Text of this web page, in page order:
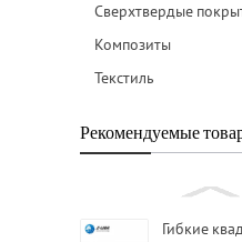
Сверхтвердые
Композиты
Текстиль
Рекомендуемые
Гибкие